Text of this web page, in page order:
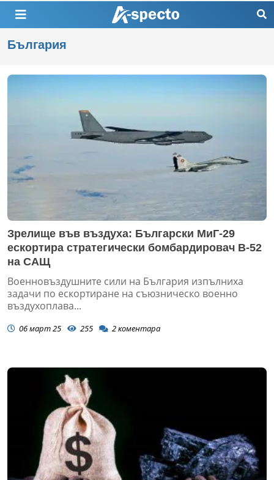
България
Зрелище във въздуха: Български МиГ-29
ескортира стратегически бомбардировач B-52
на САЩ
Военновъздушните сили на България изпълниха
задачи по ескортиране на съюзническо военно
въздухоплава...
06 март 25 255 2коментара